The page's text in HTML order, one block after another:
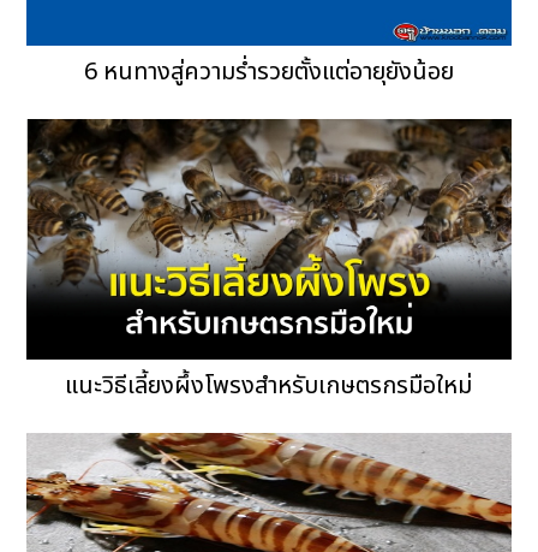
6 หนทางสู่ความร่ำรวยตั้งแต่อายุยังน้อย
แนะวิธีเลี้ยงผึ้งโพรงสำหรับเกษตรกรมือใหม่